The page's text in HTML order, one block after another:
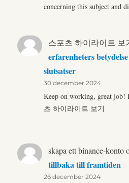
concerning this subject and
스포츠 하이라이트 보
erfarenheters
slutsatser
30 december 2024
Keep on working, great job!
츠 하이라이트 보기
skapa ett binance-konto
tillbaka till framtiden
26 december 2024